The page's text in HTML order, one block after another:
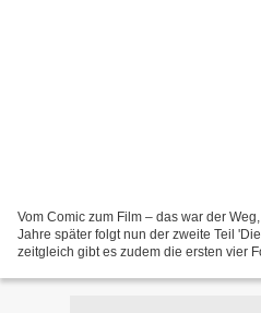
Vom Comic zum Film – das war der
Jahre später folgt nun der zweite Teil
zeitgleich gibt es zudem die ersten vier